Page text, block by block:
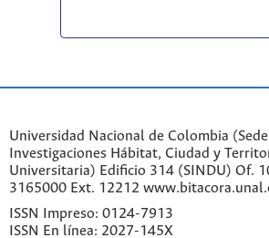
Universidad Nacional de Colombia
Investigaciones Hábitat, Ciudad y
Universitaria) Edificio 314 (SINDU) Of.
3165000 Ext. 12212
ISSN Impreso: 0124-7913
ISSN En línea: 2027-145X